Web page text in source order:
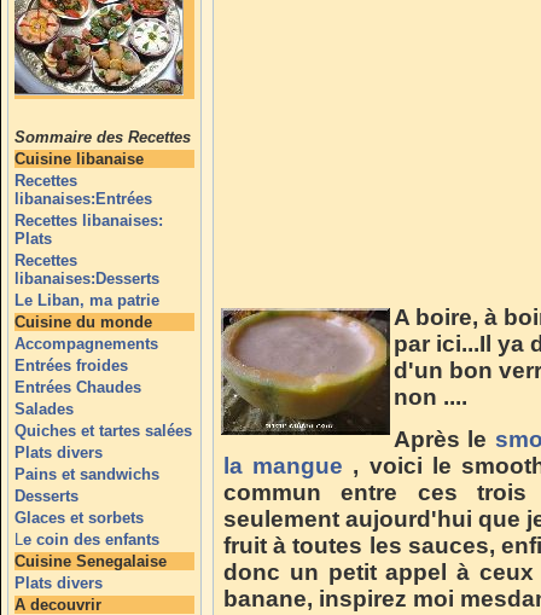
Sommaire des Recettes
Cuisine libanaise
Recettes
libanaises:Entrées
Recettes libanaises:
Plats
Recettes
libanaises:Desserts
Le Liban, ma patrie
Cuisine du monde
Accompagnements
Entrées froides
Entrées Chaudes
Salades
Quiches et tartes salées
Plats divers
Pains et sandwichs
Desserts
Glaces et sorbets
Le coin des enfants
Cuisine Senegalaise
Plats divers
A decouvrir
A boire, à
par ici...Il ya
d'un bon
non ....
Après le
la mangue , voici le
commun entre ces
seulement aujourd'hui que
fruit à toutes les sauces,
donc un petit appel à
banane, inspirez moi